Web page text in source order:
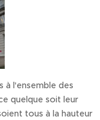
à l'ensemble des
quelque soit leur
tous à la hauteur